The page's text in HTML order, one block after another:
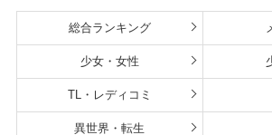
総合ランキング
少女・女性
TL・レディコミ
異世界・転生